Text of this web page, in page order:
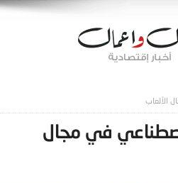
الألعاب
في مجال